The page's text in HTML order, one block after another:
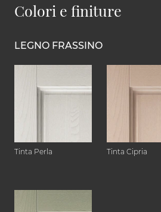
Colori e finiture
LEGNO FRASSINO
Tinta Perla Tinta Cipria